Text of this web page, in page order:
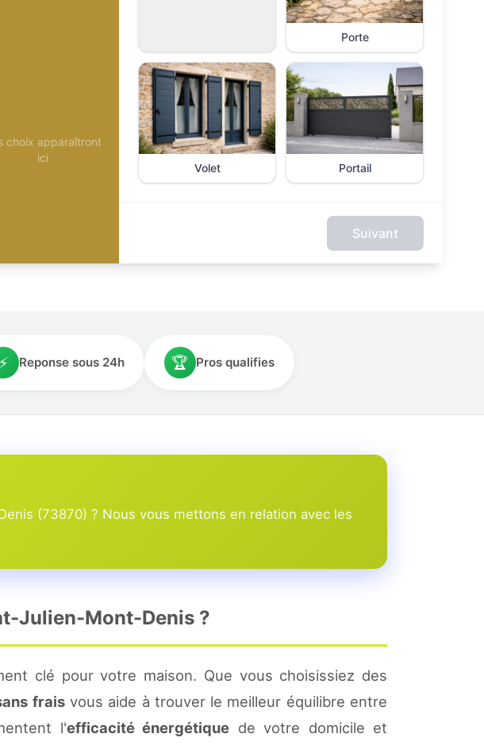
choix apparaîtront
ici
Porte
Volet Portail
Suivant
⚡ Reponse sous 24h 🏆 Pros qualifies
(73870) ? Nous vous mettons en relation avec les
Julien-Mont-Denis ?
clé pour votre maison. Que vous choisissiez des
fraisvous aide à trouver le meilleur équilibre entre
l'efficacité énergétique de votre domicile et